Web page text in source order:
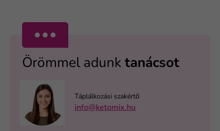
Örömmel adunk tanácsot
Táplálkozási szakértő
info@ketomix.hu